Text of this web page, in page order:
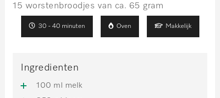
15 worstenbroodjes van ca. 65 gram
30 - 40 minuten Oven Makkelijk
Ingredienten
100 ml melk